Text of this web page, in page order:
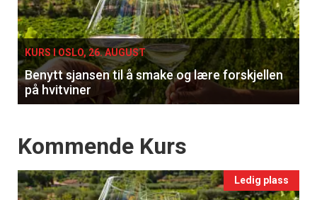
single
KURS I OSLO, 26. AUGUST
Benytt sjansen til å smake og lære forskjellen
på hvitviner
Events
Kommende Kurs
Ledig plass